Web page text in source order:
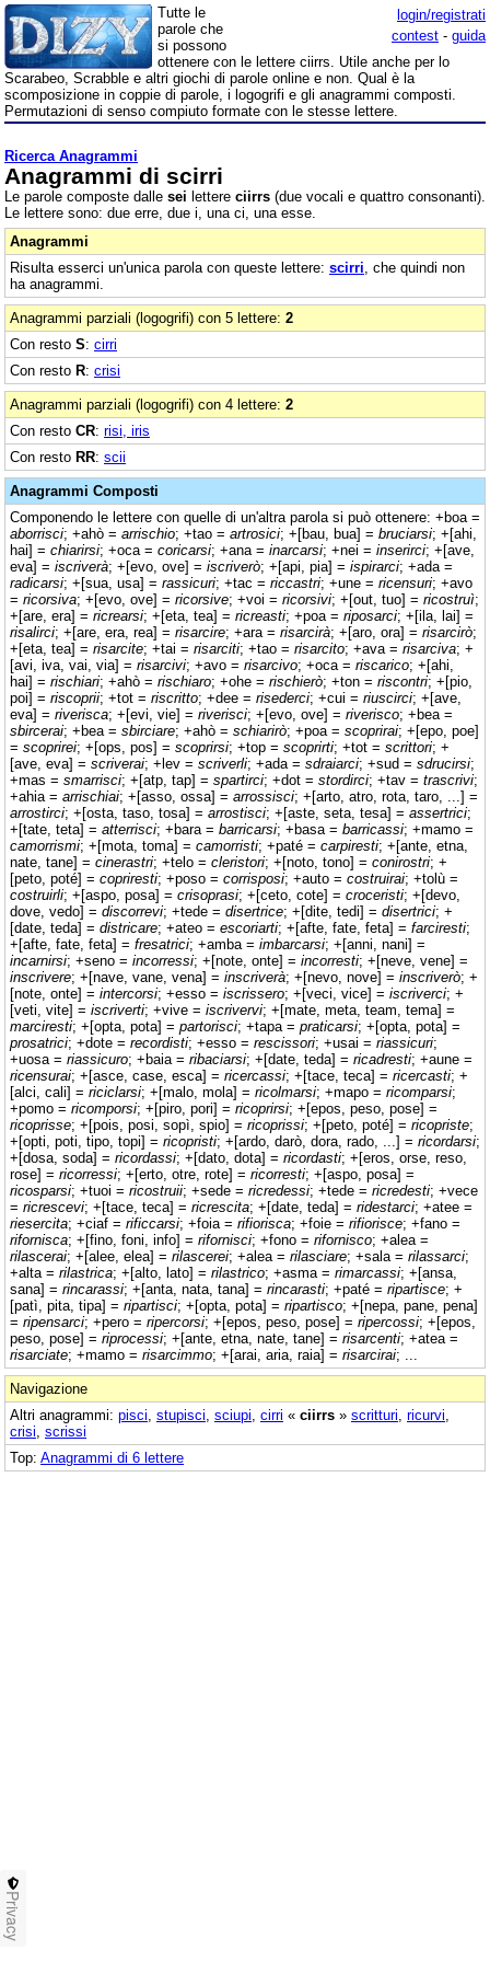
login/registrati
contest - guida
Tutte le
parole che
si possono
ottenere con le lettere ciirrs. Utile anche per lo
Scarabeo, Scrabble e altri giochi di parole online e non. Qual è la
scomposizione in coppie di parole, i logogrifi e gli anagrammi composti.
Permutazioni di senso compiuto formate con le stesse lettere.
Ricerca Anagrammi
Anagrammi di scirri
Le parole composte dalle sei lettere ciirrs (due vocali e quattro consonanti).
Le lettere sono: due erre, due i, una ci, una esse.
Anagrammi
Risulta esserci un'unica parola con queste lettere: scirri , che quindi non
ha anagrammi.
Anagrammi parziali (logogrifi) con 5 lettere: 2
Con resto S: cirri
Con resto R: crisi
Anagrammi parziali (logogrifi) con 4 lettere: 2
Con resto CR: risi, iris
Con resto RR: scii
Anagrammi Composti
Componendo le lettere con quelle di un'altra parola si può ottenere: +boa =
aborrisci; +ahò = arrischio; +tao = artrosici; +[bau, bua] = bruciarsi; +[ahi,
hai] = chiarirsi; +oca = coricarsi; +ana = inarcarsi; +nei = inserirci; +[ave,
eva] = iscriverà; +[evo, ove] = iscriverò; +[api, pia] = ispirarci; +ada =
radicarsi; +[sua, usa] = rassicuri; +tac = riccastri; +une = ricensuri; +avo
= ricorsiva; +[evo, ove] = ricorsive; +voi = ricorsivi; +[out, tuo] = ricostruì;
+[are, era] = ricrearsi; +[eta, tea] = ricreasti; +poa = riposarci; +[ila, lai] =
risalirci; +[are, era, rea] = risarcire; +ara = risarcirà; +[aro, ora] = risarcirò;
+[eta, tea] = risarcite; +tai = risarciti; +tao = risarcito; +ava = risarciva; +
[avi, iva, vai, via] = risarcivi; +avo = risarcivo; +oca = riscarico; +[ahi,
hai] = rischiari; +ahò = rischiaro; +ohe = rischierò; +ton = riscontri; +[pio,
poi] = riscoprii; +tot = riscritto; +dee = risederci; +cui = riuscirci; +[ave,
eva] = riverisca; +[evi, vie] = riverisci; +[evo, ove] = riverisco; +bea =
sbircerai; +bea = sbirciare; +ahò = schiarirò; +poa = scoprirai; +[epo, poe]
= scoprirei; +[ops, pos] = scoprirsi; +top = scoprirti; +tot = scrittori; +
[ave, eva] = scriverai; +lev = scriverli; +ada = sdraiarci; +sud = sdrucirsi;
+mas = smarrisci; +[atp, tap] = spartirci; +dot = stordirci; +tav = trascrivi;
+ahia = arrischiai; +[asso, ossa] = arrossisci; +[arto, atro, rota, taro, ...] =
arrostirci; +[osta, taso, tosa] = arrostisci; +[aste, seta, tesa] = assertrici;
+[tate, teta] = atterrisci; +bara = barricarsi; +basa = barricassi; +mamo =
camorrismi; +[mota, toma] = camorristi; +paté = carpiresti; +[ante, etna,
nate, tane] = cinerastri; +telo = cleristori; +[noto, tono] = conirostri; +
[peto, poté] = copriresti; +poso = corrisposi; +auto = costruirai; +tolù =
costruirli; +[aspo, posa] = crisoprasi; +[ceto, cote] = croceristi; +[devo,
dove, vedo] = discorrevi; +tede = disertrice; +[dite, tedi] = disertrici; +
[date, teda] = districare; +ateo = escoriarti; +[afte, fate, feta] = farciresti;
+[afte, fate, feta] = fresatrici; +amba = imbarcarsi; +[anni, nani] =
incarnirsi; +seno = incorressi; +[note, onte] = incorresti; +[neve, vene] =
inscrivere; +[nave, vane, vena] = inscriverà; +[nevo, nove] = inscriverò; +
[note, onte] = intercorsi; +esso = iscrissero; +[veci, vice] = iscriverci; +
[veti, vite] = iscriverti; +vive = iscrivervi; +[mate, meta, team, tema] =
marciresti; +[opta, pota] = partorisci; +tapa = praticarsi; +[opta, pota] =
prosatrici; +dote = recordisti; +esso = rescissori; +usai = riassicuri;
+uosa = riassicuro; +baia = ribaciarsi; +[date, teda] = ricadresti; +aune =
ricensurai; +[asce, case, esca] = ricercassi; +[tace, teca] = ricercasti; +
[alci, cali] = riciclarsi; +[malo, mola] = ricolmarsi; +mapo = ricomparsi;
+pomo = ricomporsi; +[piro, pori] = ricoprirsi; +[epos, peso, pose] =
ricoprisse; +[pois, posi, sopì, spio] = ricoprissi; +[peto, poté] = ricopriste;
+[opti, poti, tipo, topi] = ricopristi; +[ardo, darò, dora, rado, ...] = ricordarsi;
+[dosa, soda] = ricordassi; +[dato, dota] = ricordasti; +[eros, orse, reso,
rose] = ricorressi; +[erto, otre, rote] = ricorresti; +[aspo, posa] =
ricosparsi; +tuoi = ricostruii; +sede = ricredessi; +tede = ricredesti; +vece
= ricrescevi; +[tace, teca] = ricrescita; +[date, teda] = ridestarci; +atee =
riesercita; +ciaf = rificcarsi; +foia = rifiorisca; +foie = rifiorisce; +fano =
rifornisca; +[fino, foni, info] = rifornisci; +fono = rifornisco; +alea =
rilascerai; +[alee, elea] = rilascerei; +alea = rilasciare; +sala = rilassarci;
+alta = rilastrica; +[alto, lato] = rilastrico; +asma = rimarcassi; +[ansa,
sana] = rincarassi; +[anta, nata, tana] = rincarasti; +paté = ripartisce; +
[patì, pita, tipa] = ripartisci; +[opta, pota] = ripartisco; +[nepa, pane, pena]
= ripensarci; +pero = ripercorsi; +[epos, peso, pose] = ripercossi; +[epos,
peso, pose] = riprocessi; +[ante, etna, nate, tane] = risarcenti; +atea =
risarciate; +mamo = risarcimmo; +[arai, aria, raia] = risarcirai; ...
Navigazione
Altri anagrammi: pisci stupisci sciupi cirri « ciirrs » scritturi ricurvi
crisi scrissi
Top: Anagrammi di 6 lettere
Privacy